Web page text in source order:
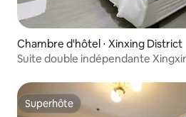
Chambre d'hôtel ⋅ Xinxing District
Suite double indépendante
Kaohsiung avec fenêtre
Superhôte
Superhôte